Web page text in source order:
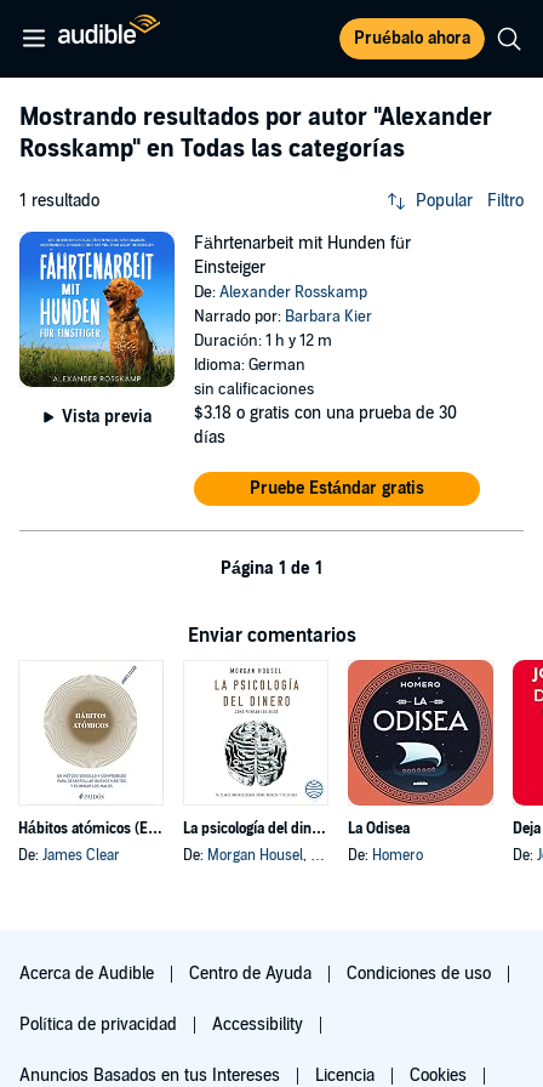
Pruébalo ahora
Mostrando resultados por autor "Alexander
Rosskamp" en Todas las categorías
1 resultado Popular Filtro
Vista previa
Fährtenarbeit mit Hunden für
Einsteiger
De:Alexander Rosskamp
Narrado por: Barbara Kier
Duración: 1 h y 12 m
Idioma: German
sin calificaciones
$3.18 o gratis con una prueba de 30
días
Pruebe Estándar gratis
Página 1 de 1
Enviar comentarios
Hábitos atómicos (Español neutro)
De: James Clear
La psicología del dinero
De: Morgan Housel, y otros
La Odisea
De: Homero
De:
Acerca de Audible Centro de Ayuda Condiciones de uso
Política de privacidad Accessibility
Anuncios Basados en tus Intereses Licencia Cookies